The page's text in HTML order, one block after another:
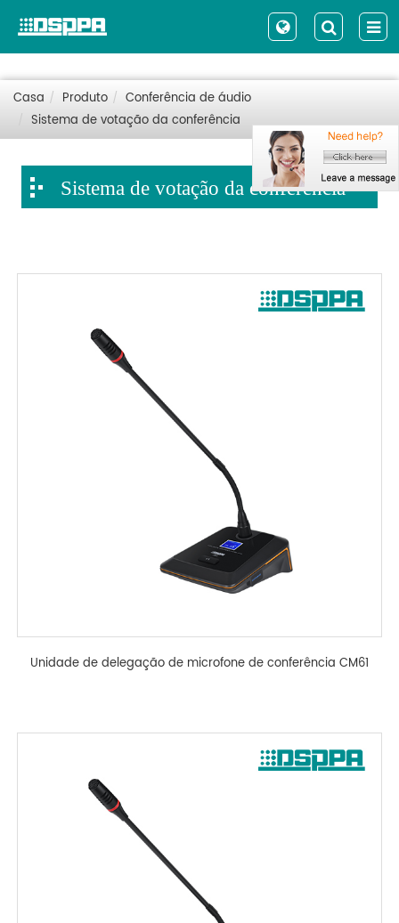
Casa Produto
Conferência de áudio
Sistema de votação da conferência
Sistema de votação da conferência
Unidade de delegação de microfone de conferência CM61